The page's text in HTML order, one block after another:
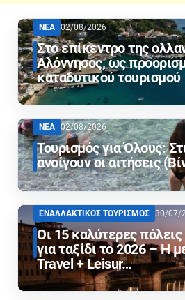
ΝΕΑ 02/08/2026
Στο επίκεντρο της
Αλόννησος, ως
καταδυτικού τουρισμού
ΝΕΑ 02/08/2026
Τουρισμός για Όλους:
ανοίγουν οι αιτήσεις
ΕΝΑΛΛΑΚΤΙΚΟΣ ΤΟΥΡΙΣΜΟΣ 30/07/
Οι 15 καλύτερες
για ταξίδι το 2026 – Η
Travel + Leisur…